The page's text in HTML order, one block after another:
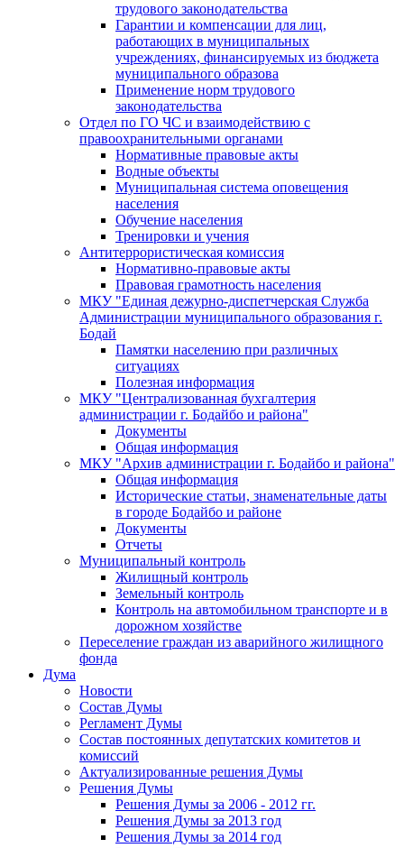
трудового законодательства
Гарантии и компенсации для лиц,
работающих в муниципальных
учреждениях, финансируемых из бюджета
муниципального образова
Применение норм трудового
законодательства
Отдел по ГО ЧС и взаимодействию с
правоохранительными органами
Нормативные правовые акты
Водные объекты
Муниципальная система оповещения
населения
Обучение населения
Тренировки и учения
Антитеррористическая комиссия
Нормативно-правовые акты
Правовая грамотность населения
МКУ "Единая дежурно-диспетчерская Служба
Администрации муниципального образования г.
Бодай
Памятки населению при различных
ситуациях
Полезная информация
МКУ "Централизованная бухгалтерия
администрации г. Бодайбо и района"
Документы
Общая информация
МКУ "Архив администрации г. Бодайбо и района"
Общая информация
Исторические статьи, знаменательные даты
в городе Бодайбо и районе
Документы
Отчеты
Муниципальный контроль
Жилищный контроль
Земельный контроль
Контроль на автомобильном транспорте и в
дорожном хозяйстве
Переселение граждан из аварийного жилищного
фонда
Дума
Новости
Состав Думы
Регламент Думы
Состав постоянных депутатских комитетов и
комиссий
Актуализированные решения Думы
Решения Думы
Решения Думы за 2006 - 2012 гг.
Решения Думы за 2013 год
Решения Думы за 2014 год